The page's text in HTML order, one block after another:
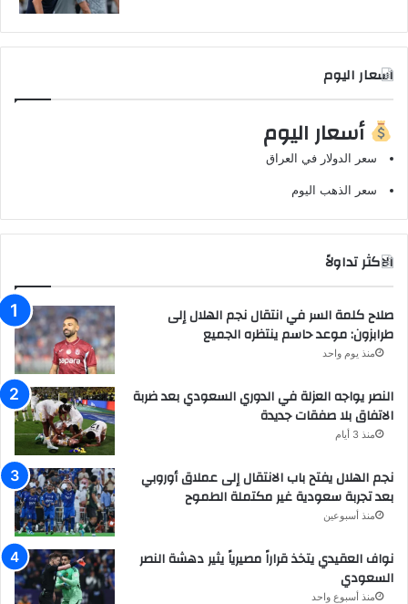
اسعار اليوم
أسعار اليوم
سعر الدولار في العراق
سعر الذهب اليوم
الاكثر تداولاً
صلاح كلمة السر في انتقال نجم الهلال إلى
طرابزون: موعد حاسم ينتظره الجميع
منذ يوم واحد
النصر يواجه العزلة في الدوري السعودي بعد ضربة
الاتفاق بلا صفقات جديدة
منذ 3 أيام
نجم الهلال يفتح باب الانتقال إلى عملاق أوروبي
بعد تجربة سعودية غير مكتملة الطموح
منذ أسبوعين
نواف العقيدي يتخذ قراراً مصيرياً يثير دهشة النصر
السعودي
منذ أسبوع واحد